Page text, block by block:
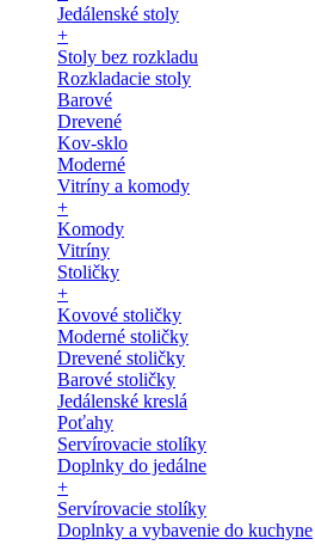
Jedálenské stoly
+
Stoly bez rozkladu
Rozkladacie stoly
Barové
Drevené
Kov-sklo
Moderné
Vitríny a komody
+
Komody
Vitríny
Stoličky
+
Kovové stoličky
Moderné stoličky
Drevené stoličky
Barové stoličky
Jedálenské kreslá
Poťahy
Servírovacie stolíky
Doplnky do jedálne
+
Servírovacie stolíky
Doplnky a vybavenie do kuchyne